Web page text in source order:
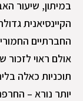
במיתון, שיעור
הקיינסיאנית
החברתיים
אולם ראוי
תוכניות כאלה
יותר נורא –